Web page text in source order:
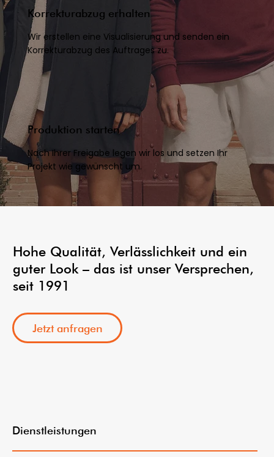
Korrekturabzug erhalten
Wir erstellen eine Visualisierung und senden ein
Korrekturabzug des Auftrages zu.
Produktion starten
Nach Ihrer Freigabe legen wir los und setzen Ihr
Projekt wie gewünscht um.
Hohe Qualität, Verlässlichkeit und ein
guter Look – das ist unser Versprechen,
seit 1991
Jetzt anfragen
Dienstleistungen